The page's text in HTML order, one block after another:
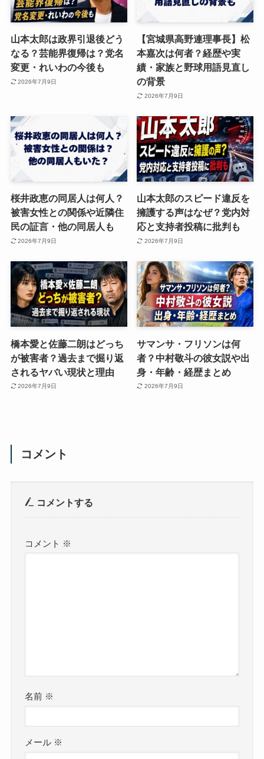
山本太郎は政界引退後どう
なる？芸能界復帰は？党名
変更・れいわの今後も
2026年7月9日
【宮城県高野連理事長】松
本嘉次は何者？経歴や実
績・家族と野球用語見直し
の背景
2026年7月9日
桜井政恵の同居人は何人？
被害女性との関係や近隣住
民の証言・他の同居人も
2026年7月9日
山本太郎のスピード違反を
擁護する声はなぜ？党内対
応と支持者投稿に批判も
2026年7月9日
橋本愛と佐藤二朗はどっち
が被害者？過去まで掘り返
されるヤバい現状と理由
2026年7月9日
サマンサ・フリソンは何
者？中村敬斗の彼女説や出
身・年齢・経歴まとめ
2026年7月9日
コメント
コメントする
コメント ※
名前 ※
メール ※